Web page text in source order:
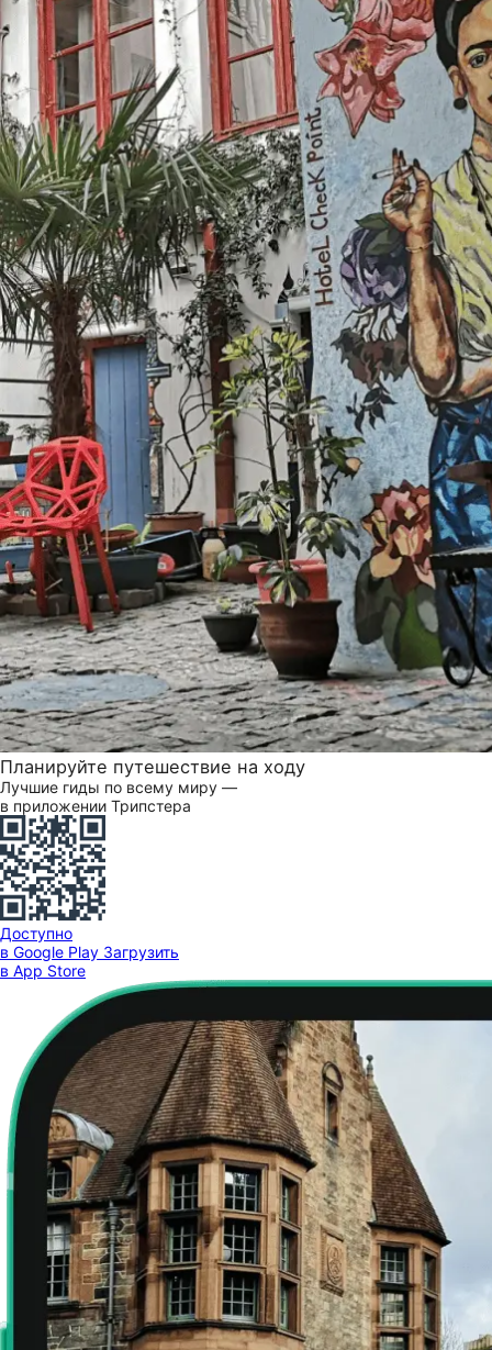
Планируйте путешествие на ходу
Лучшие гиды по всему миру —
в приложении Трипстера
Доступно
в Google Play Загрузить
в App Store